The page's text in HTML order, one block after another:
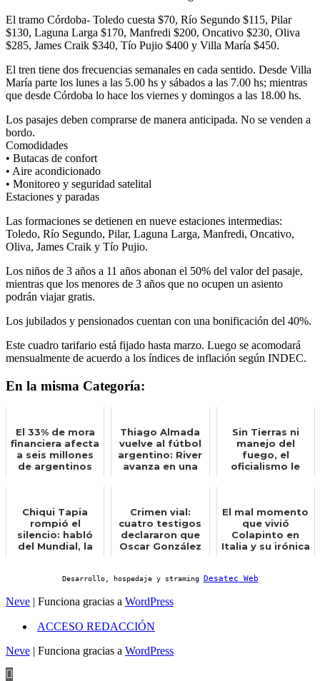
El tramo Córdoba- Toledo cuesta $70, Río Segundo $115, Pilar
$130, Laguna Larga $170, Manfredi $200, Oncativo $230, Oliva
$285, James Craik $340, Tío Pujio $400 y Villa María $450.
El tren tiene dos frecuencias semanales en cada sentido. Desde Villa
María parte los lunes a las 5.00 hs y sábados a las 7.00 hs; mientras
que desde Córdoba lo hace los viernes y domingos a las 18.00 hs.
Los pasajes deben comprarse de manera anticipada. No se venden a
bordo.
Comodidades
• Butacas de confort
• Aire acondicionado
• Monitoreo y seguridad satelital
Estaciones y paradas
Las formaciones se detienen en nueve estaciones intermedias:
Toledo, Río Segundo, Pilar, Laguna Larga, Manfredi, Oncativo,
Oliva, James Craik y Tío Pujio.
Los niños de 3 años a 11 años abonan el 50% del valor del pasaje,
mientras que los menores de 3 años que no ocupen un asiento
podrán viajar gratis.
Los jubilados y pensionados cuentan con una bonificación del 40%.
Este cuadro tarifario está fijado hasta marzo. Luego se acomodará
mensualmente de acuerdo a los índices de inflación según INDEC.
En la misma Categoría:
El 33% de mora
financiera afecta
a seis millones
de argentinos
Thiago Almada
vuelve al fútbol
argentino: River
avanza en una
Sin Tierras ni
manejo del
fuego, el
oficialismo le
Chiqui Tapia
rompió el
silencio: habló
del Mundial, la
Crimen vial:
cuatro testigos
declararon que
Oscar González
El mal momento
que vivió
Colapinto en
Italia y su irónica
Desarrollo, hospedaje y straming Desatec Web
Neve | Funciona gracias a WordPress
ACCESO REDACCIÓN
Neve | Funciona gracias a WordPress